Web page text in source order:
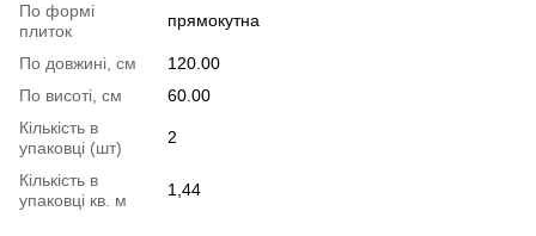
По формі
плиток
прямокутна
По довжині, см
120.00
По висоті, см
60.00
Кількість в
упаковці (шт)
2
Кількість в
упаковці кв. м
1,44